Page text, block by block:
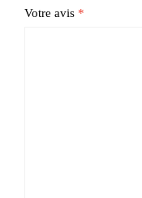
Votre avis *